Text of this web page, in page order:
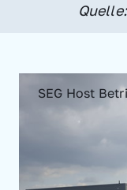
SEG Host